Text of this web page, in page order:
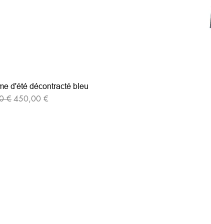
d'été décontracté bleu
€Prix promotionnel
450,00 €